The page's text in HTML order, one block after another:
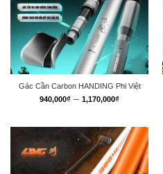
Gác Cần Carbon HANDING Phi Việt
940,000₫ – 1,170,000₫
940,000₫
đến
1,170,000₫